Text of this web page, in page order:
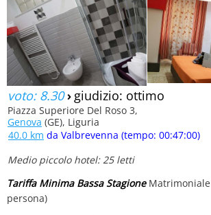
voto: 8.30› giudizio: ottimo
Piazza Superiore Del Roso 3,
Genova (GE), Liguria
40.0 km da Valbrevenna (tempo: 00:47:00)
Medio piccolo hotel: 25 letti
Tariffa Minima Bassa StagioneMatrimoniale
persona)